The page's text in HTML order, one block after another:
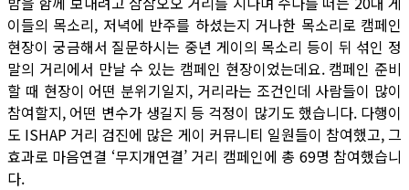
이들의 목소리, 저녁에 반주를 하셨는지 거나한 목소리로 캠페인
현장이 궁금해서 질문하시는 중년 게이의 목소리 등이 뒤 섞인 정
말의 거리에서 만날 수 있는 캠페인 현장이었는데요. 캠페인 준비
할 때 현장이 어떤 분위기일지, 거리라는 조건인데 사람들이 많이
참여할지, 어떤 변수가 생길지 등 걱정이 많기도 했습니다. 다행이
도 ISHAP 거리 검진에 많은 게이 커뮤니티 일원들이 참여했고, 그
효과로 마음연결 ‘무지개연결’ 거리 캠페인에 총 69명 참여했습니
다.